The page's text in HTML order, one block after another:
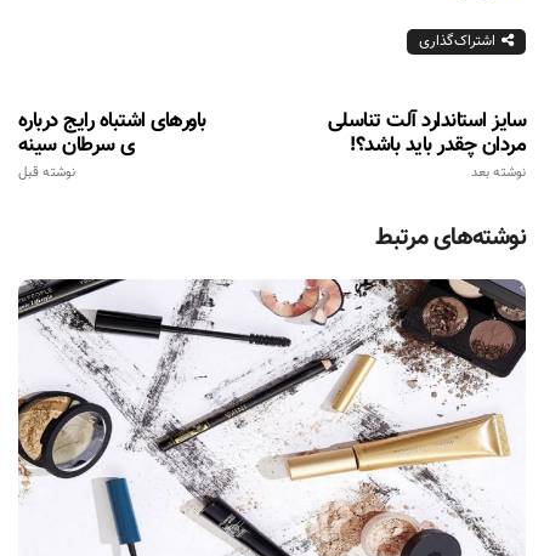
اشتراک‌گذاری
باورهای اشتباه رایج درباره
ی سرطان سینه
نوشته قبل
سایز استاندارد آلت تناسلی
مردان چقدر باید باشد؟!
نوشته بعد
نوشته‌های مرتبط